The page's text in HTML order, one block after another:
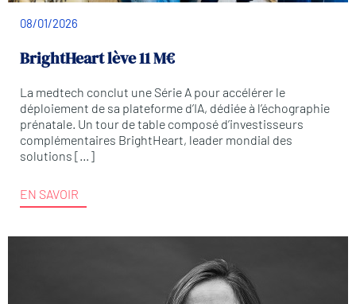
08/01/2026
BrightHeart lève 11 M€
La medtech conclut une Série A pour accélérer le
déploiement de sa plateforme d’IA, dédiée à l’échographie
prénatale. Un tour de table composé d’investisseurs
complémentaires BrightHeart, leader mondial des
solutions […]
EN SAVOIR